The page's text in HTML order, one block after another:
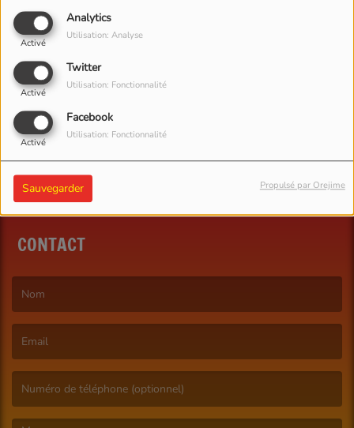
Analytics
Activé
Utilisation: Analyse
Twitter
Activé
Utilisation: Fonctionnalité
Facebook
Activé
Utilisation: Fonctionnalité
Sauvegarder Propulsé par Orejime
Connectez-vous pour commenter cet article
CONTACT